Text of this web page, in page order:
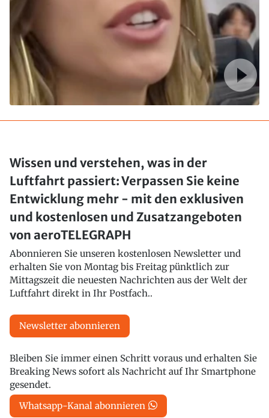
Wissen und verstehen, was in der
Luftfahrt passiert: Verpassen Sie keine
Entwicklung mehr - mit den exklusiven
und kostenlosen und Zusatzangeboten
von aeroTELEGRAPH
Abonnieren Sie unseren kostenlosen Newsletter und
erhalten Sie von Montag bis Freitag pünktlich zur
Mittagszeit die neuesten Nachrichten aus der Welt der
Luftfahrt direkt in Ihr Postfach..
Newsletter abonnieren
Bleiben Sie immer einen Schritt voraus und erhalten Sie
Breaking News sofort als Nachricht auf Ihr Smartphone
gesendet.
Whatsapp-Kanal abonnieren